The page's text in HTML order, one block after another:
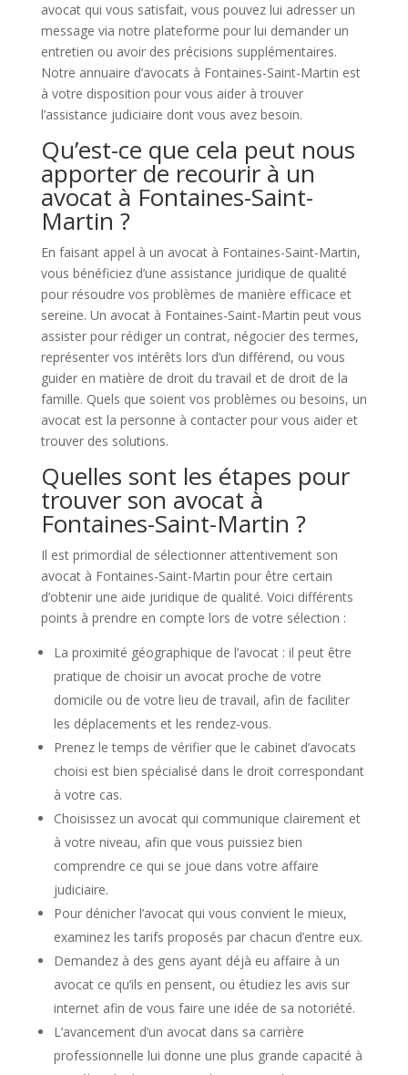
avocat qui vous satisfait, vous pouvez lui adresser un
message via notre plateforme pour lui demander un
entretien ou avoir des précisions supplémentaires.
Notre annuaire d’avocats à Fontaines-Saint-Martin est
à votre disposition pour vous aider à trouver
l’assistance judiciaire dont vous avez besoin.
Qu’est-ce que cela peut nous
apporter de recourir à un
avocat à Fontaines-Saint-
Martin ?
En faisant appel à un avocat à Fontaines-Saint-Martin,
vous bénéficiez d’une assistance juridique de qualité
pour résoudre vos problèmes de manière efficace et
sereine. Un avocat à Fontaines-Saint-Martin peut vous
assister pour rédiger un contrat, négocier des termes,
représenter vos intérêts lors d’un différend, ou vous
guider en matière de droit du travail et de droit de la
famille. Quels que soient vos problèmes ou besoins, un
avocat est la personne à contacter pour vous aider et
trouver des solutions.
Quelles sont les étapes pour
trouver son avocat à
Fontaines-Saint-Martin ?
Il est primordial de sélectionner attentivement son
avocat à Fontaines-Saint-Martin pour être certain
d’obtenir une aide juridique de qualité. Voici différents
points à prendre en compte lors de votre sélection :
La proximité géographique de l’avocat : il peut être
pratique de choisir un avocat proche de votre
domicile ou de votre lieu de travail, afin de faciliter
les déplacements et les rendez-vous.
Prenez le temps de vérifier que le cabinet d’avocats
choisi est bien spécialisé dans le droit correspondant
à votre cas.
Choisissez un avocat qui communique clairement et
à votre niveau, afin que vous puissiez bien
comprendre ce qui se joue dans votre affaire
judiciaire.
Pour dénicher l’avocat qui vous convient le mieux,
examinez les tarifs proposés par chacun d’entre eux.
Demandez à des gens ayant déjà eu affaire à un
avocat ce qu’ils en pensent, ou étudiez les avis sur
internet afin de vous faire une idée de sa notoriété.
L’avancement d’un avocat dans sa carrière
professionnelle lui donne une plus grande capacité à